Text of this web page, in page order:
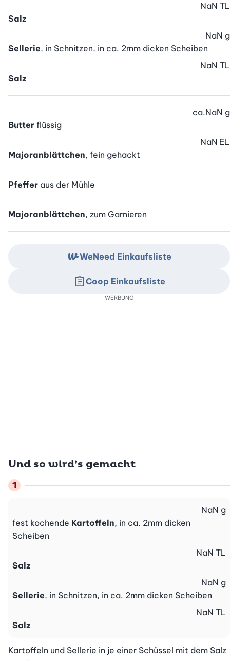
Salz
NaN TL
Sellerie, in Schnitzen, in ca. 2mm dicken Scheiben
NaN g
Salz
NaN TL
Butter flüssig
ca.NaN g
Majoranblättchen, fein gehackt
NaN EL
Pfeffer aus der Mühle
Majoranblättchen, zum Garnieren
Und so wird’s gemacht
fest kochende Kartoffeln, in ca. 2mm dicken
Scheiben
NaN g
Salz
NaN TL
Sellerie, in Schnitzen, in ca. 2mm dicken Scheiben
NaN g
Salz
NaN TL
Kartoffeln und Sellerie in je einer Schüssel mit dem Salz
WeNeed Einkaufsliste
Coop Einkaufsliste
WERBUNG